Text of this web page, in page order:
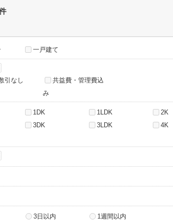
一戸建て
引なし
共益費・管理費込
み
1DK 1LDK 2K
3DK 3LDK 4K
3日以内 1週間以内